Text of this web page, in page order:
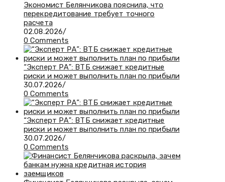
Экономист Белянчикова пояснила, что
перекредитование требует точного
расчета
02.08.2026/
0 Comments
“Эксперт РА”: ВТБ снижает кредитные
риски и может выполнить план по прибыли
30.07.2026/
0 Comments
“Эксперт РА”: ВТБ снижает кредитные
риски и может выполнить план по прибыли
30.07.2026/
0 Comments